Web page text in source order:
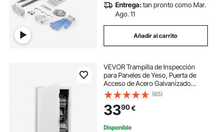
Entrega:tan pronto como Mar.
Ago. 11
Añadir al carrito
VEVOR Trampilla de Inspección
para Paneles de Yeso, Puerta de
Acceso de Acero Galvanizado
620x315 mm, con Pestillo de
Destornillador, para Instalación de
Fontanería y Electricidad en
Techos, Blanco
(65)
3390€
Disponible